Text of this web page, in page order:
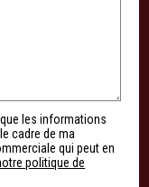
les informations
cadre de ma
qui peut en
politique de